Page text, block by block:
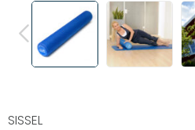
PREVIOUS
SISSEL